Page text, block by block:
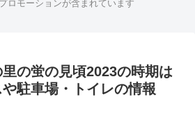
ロモーションが含まれています
の蛍の見頃2023の時期は
駐車場・トイレの情報